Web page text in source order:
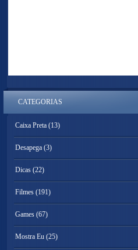
CATEGORIAS
Caixa Preta (13)
Desapega (3)
Dicas (22)
Filmes (191)
Games (67)
Mostra Eu (25)